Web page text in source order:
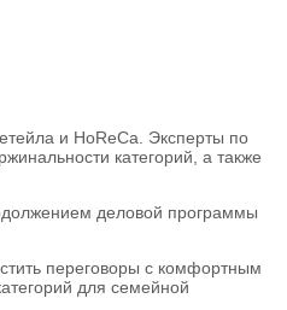
и HoReCa. Эксперты по
категорий, а также
деловой программы
переговоры с комфортным
для семейной